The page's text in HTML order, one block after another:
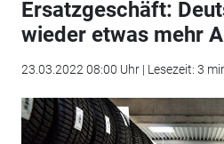
Ersatzgeschäft:
wieder etwas mehr
23.03.2022 08:00 Uhr | Lesezeit: 3